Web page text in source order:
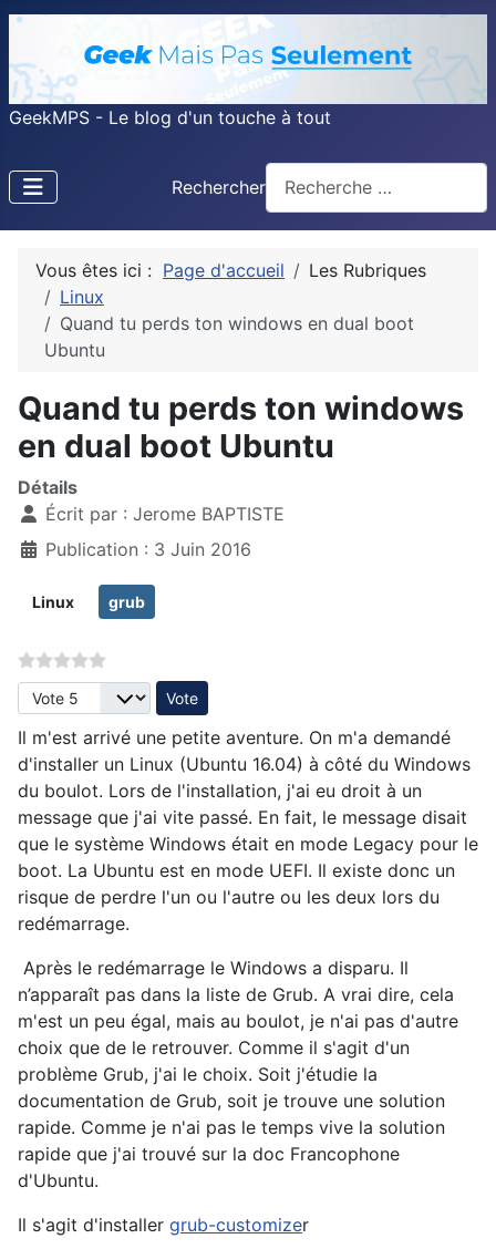
GeekMPS - Le blog d'un touche à tout
Rechercher
Vous êtes ici : Page d'accueil
Les Rubriques
Linux
Quand tu perds ton windows en dual boot
Ubuntu
Quand tu perds ton windows
en dual boot Ubuntu
Détails
Écrit par : Jerome BAPTISTE
Publication : 3 Juin 2016
Linux grub
Veuillez voter
Il m'est arrivé une petite aventure. On m'a demandé
d'installer un Linux (Ubuntu 16.04) à côté du Windows
du boulot. Lors de l'installation, j'ai eu droit à un
message que j'ai vite passé. En fait, le message disait
que le système Windows était en mode Legacy pour le
boot. La Ubuntu est en mode UEFI. Il existe donc un
risque de perdre l'un ou l'autre ou les deux lors du
redémarrage.
Après le redémarrage le Windows a disparu. Il
n’apparaît pas dans la liste de Grub. A vrai dire, cela
m'est un peu égal, mais au boulot, je n'ai pas d'autre
choix que de le retrouver. Comme il s'agit d'un
problème Grub, j'ai le choix. Soit j'étudie la
documentation de Grub, soit je trouve une solution
rapide. Comme je n'ai pas le temps vive la solution
rapide que j'ai trouvé sur la doc Francophone
d'Ubuntu.
Il s'agit d'installer grub-customizer